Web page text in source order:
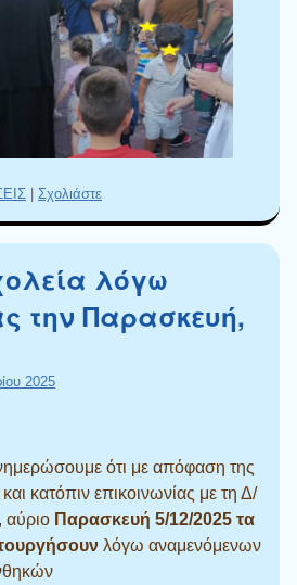
| Σχολιάστε
λόγω
την Παρασκευή,
2025
ότι με απόφαση της
και κατόπιν επικοινωνίας με τη Δ/
Παρασκευή 5/12/2025 τα
λόγω αναμενόμενων